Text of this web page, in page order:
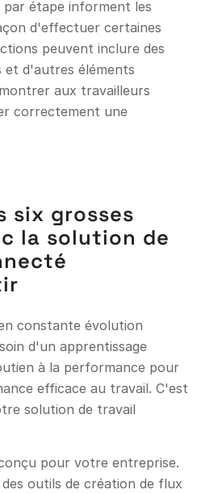
étape informent les
d'effectuer certaines
peuvent inclure des
et d'autres éléments
aux travailleurs
correctement une
six grosses
la solution de
constante évolution
d'un apprentissage
à la performance pour
efficace au travail. C'est
solution de travail
pour votre entreprise.
outils de création de flux